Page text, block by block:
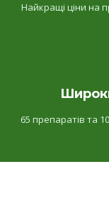
Найкращі ціни на
65 препаратів та